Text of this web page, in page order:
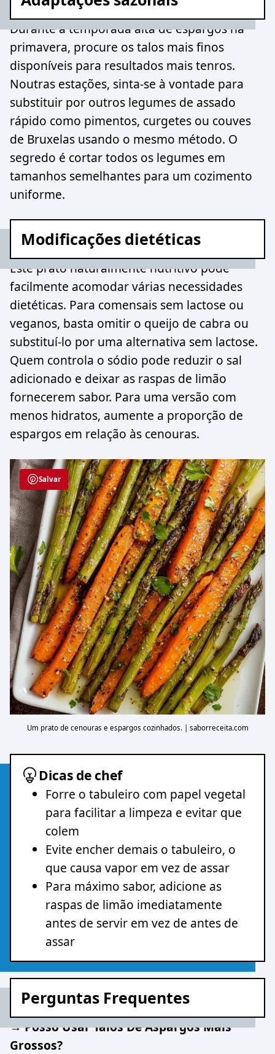
Durante a temporada alta de espargos na
primavera, procure os talos mais finos
disponíveis para resultados mais tenros.
Noutras estações, sinta-se à vontade para
substituir por outros legumes de assado
rápido como pimentos, curgetes ou couves
de Bruxelas usando o mesmo método. O
segredo é cortar todos os legumes em
tamanhos semelhantes para um cozimento
uniforme.
Modificações dietéticas
Este prato naturalmente nutritivo pode
facilmente acomodar várias necessidades
dietéticas. Para comensais sem lactose ou
veganos, basta omitir o queijo de cabra ou
substituí-lo por uma alternativa sem lactose.
Quem controla o sódio pode reduzir o sal
adicionado e deixar as raspas de limão
fornecerem sabor. Para uma versão com
menos hidratos, aumente a proporção de
espargos em relação às cenouras.
Salvar
Um prato de cenouras e espargos cozinhados. | saborreceita.com
Dicas de chef
Forre o tabuleiro com papel vegetal
para facilitar a limpeza e evitar que
colem
Evite encher demais o tabuleiro, o
que causa vapor em vez de assar
Para máximo sabor, adicione as
raspas de limão imediatamente
antes de servir em vez de antes de
assar
Perguntas Frequentes
→ Posso Usar Talos De Aspargos Mais
Grossos?